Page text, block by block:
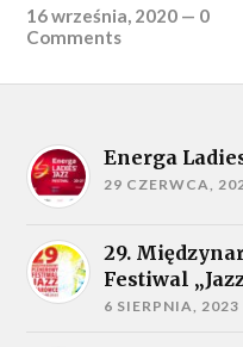
16 września, 2020 — 0
Comments
Energa
29 CZERWCA,
29.
Festiwal
6 SIERPNIA, 2023